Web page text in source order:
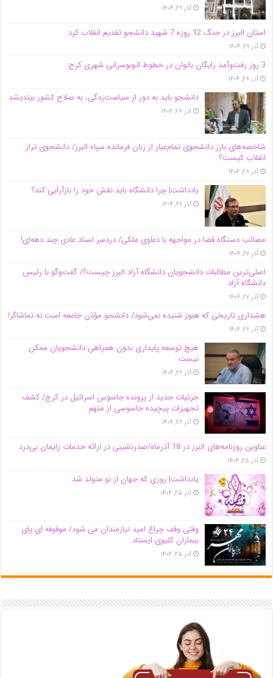
آذر ۲۹, ۱۴۰۴
استان البرز در جنگ 12 روزه 7 شهید دانشجو تقدیم انقلاب کرد
آذر ۲۹, ۱۴۰۴
3 روز رفت‌وآمد رایگان بانوان در خطوط اتوبوسرانی شهری کرج
آذر ۲۸, ۱۴۰۴
دانشجو باید به دور از سیاست‌زدگی، به صلاح کشور بیندیشد
آذر ۲۸, ۱۴۰۴
شاخصه‌های بارز دانشجوی تمام‌عیار از زبان فرمانده سپاه البرز/ دانشجوی تراز
انقلاب کیست؟
آذر ۲۸, ۱۴۰۴
یادداشت| چرا دانشگاه باید نقش خود را بازآرایی کند؟
آذر ۲۷, ۱۴۰۴
مصائب دستگاه قضا در مواجهه با دعاوی ملکی/ دردسر اسناد عادی چند‌ دهه‌ای!
آذر ۲۷, ۱۴۰۴
اصلی‌ترین مطالبات دانشجویان دانشگاه آزاد البرز چیست؟/ گفت‌وگو با رئیس
دانشگاه آز‌اد
آذر ۲۷, ۱۴۰۴
هشداری تاریخی که هنوز شنیده نمی‌شود/ دانشجو مؤذن جامعه است نه تماشاگر!
آذر ۲۶, ۱۴۰۴
هیچ توسعه پایداری بدون همراهی دانشجویان ممکن
نیست
آذر ۲۶, ۱۴۰۴
جزئیات جدید از پرونده جاسوس اسرائیل در کرج/‌ کشف
تجهیزات پیچیده جاسوسی از متهم
آذر ۲۶, ۱۴۰۴
عناوین روزنامه‌های البرز در ‌18 آذرماه/صدرنشینی در ارائه خدمات زایمان بی‌درد
آذر ۲۵, ۱۴۰۴
یادداشت| روزی که جهان از نو متولد شد
آذر ۲۵, ۱۴۰۴
وقتی وقف چراغ امید نیازمندان می شود/ موقوفه ای پای
بیماران کلیوی ایستاد
آذر ۲۵, ۱۴۰۴